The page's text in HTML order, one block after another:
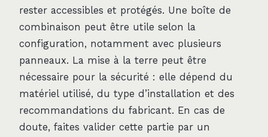
rester accessibles et protégés. Une boîte de
combinaison peut être utile selon la
configuration, notamment avec plusieurs
panneaux. La mise à la terre peut être
nécessaire pour la sécurité : elle dépend du
matériel utilisé, du type d’installation et des
recommandations du fabricant. En cas de
doute, faites valider cette partie par un